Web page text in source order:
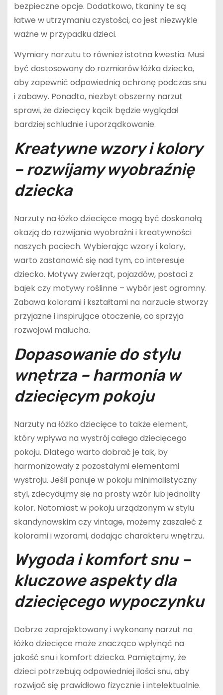
bezpieczne opcje. Dodatkowo, tkaniny te są
łatwe w utrzymaniu czystości, co jest niezwykle
ważne w przypadku dzieci.
Wymiary narzutu to również istotna kwestia. Musi
być dostosowany do rozmiarów łóżka dziecka,
aby zapewnić odpowiednią ochronę podczas snu
i zabawy. Ponadto, niezbyt obszerny narzut
sprawi, że dziecięcy kącik będzie wyglądał
bardziej schludnie i uporządkowanie.
Kreatywne wzory i kolory
– rozwijamy wyobraźnię
dziecka
Narzuty na łóżko dziecięce mogą być doskonałą
okazją do rozwijania wyobraźni i kreatywności
naszych pociech. Wybierając wzory i kolory,
warto zastanowić się nad tym, co interesuje
dziecko. Motywy zwierząt, pojazdów, postaci z
bajek czy motywy roślinne – wybór jest ogromny.
Zabawa kolorami i kształtami na narzucie stworzy
przyjazne i inspirujące otoczenie, co sprzyja
rozwojowi malucha.
Dopasowanie do stylu
wnętrza – harmonia w
dziecięcym pokoju
Narzuty na łóżko dziecięce to także element,
który wpływa na wystrój całego dziecięcego
pokoju. Dlatego warto dobrać je tak, by
harmonizowały z pozostałymi elementami
wystroju. Jeśli panuje w pokoju minimalistyczny
styl, zdecydujmy się na prosty wzór lub jednolity
kolor. Natomiast w pokoju urządzonym w stylu
skandynawskim czy vintage, możemy zaszaleć z
kolorami i wzorami, dodając charakteru wnętrzu.
Wygoda i komfort snu –
kluczowe aspekty dla
dziecięcego wypoczynku
Dobrze zaprojektowany i wykonany narzut na
łóżko dziecięce może znacząco wpłynąć na
jakość snu i komfort dziecka. Pamiętajmy, że
dzieci potrzebują odpowiedniej ilości snu, aby
rozwijać się prawidłowo fizycznie i intelektualnie.